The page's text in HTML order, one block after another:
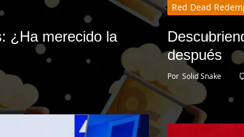
¿Ha merecido la
Red Dead
después
Por Solid Snake